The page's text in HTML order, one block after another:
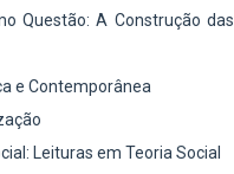
Questão: A Construção das
e Contemporânea
Leituras em Teoria Social